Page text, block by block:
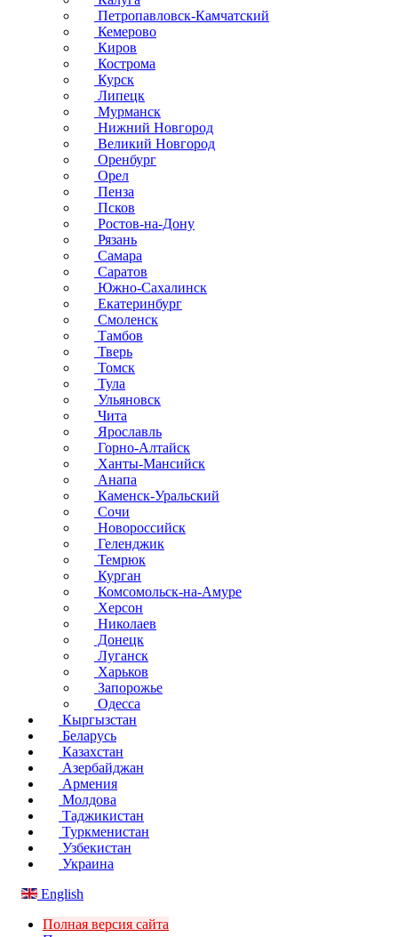
Петропавловск-Камчатский
Кемерово
Киров
Кострома
Курск
Липецк
Мурманск
Нижний Новгород
Великий Новгород
Оренбург
Орел
Пенза
Псков
Ростов-на-Дону
Рязань
Самара
Саратов
Южно-Сахалинск
Екатеринбург
Смоленск
Тамбов
Тверь
Томск
Тула
Ульяновск
Чита
Ярославль
Горно-Алтайск
Ханты-Мансийск
Анапа
Каменск-Уральский
Сочи
Новороссийск
Геленджик
Темрюк
Курган
Комсомольск-на-Амуре
Херсон
Николаев
Донецк
Луганск
Харьков
Запорожье
Одесса
Кыргызстан
Беларусь
Казахстан
Азербайджан
Армения
Молдова
Таджикистан
Туркменистан
Узбекистан
Украина
English
Полная версия сайта